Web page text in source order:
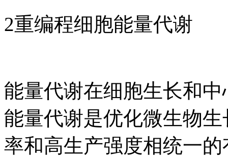
2重编程细胞能量代谢
能量代谢在细胞生长和
能量代谢是优化微生物
率和高生产强度相统一